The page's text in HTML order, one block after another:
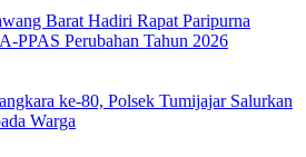
Barat Hadiri Rapat Paripurna
PPAS Perubahan Tahun 2026
ke-80, Polsek Tumijajar Salurkan
Warga